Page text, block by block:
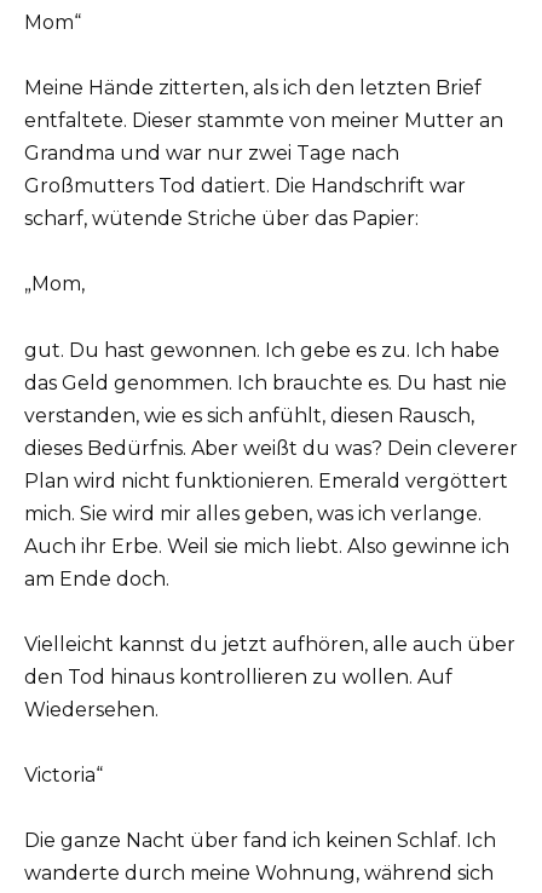
Mom“
Meine Hände zitterten, als ich den letzten Brief
entfaltete. Dieser stammte von meiner Mutter an
Grandma und war nur zwei Tage nach
Großmutters Tod datiert. Die Handschrift war
scharf, wütende Striche über das Papier:
„Mom,
gut. Du hast gewonnen. Ich gebe es zu. Ich habe
das Geld genommen. Ich brauchte es. Du hast nie
verstanden, wie es sich anfühlt, diesen Rausch,
dieses Bedürfnis. Aber weißt du was? Dein cleverer
Plan wird nicht funktionieren. Emerald vergöttert
mich. Sie wird mir alles geben, was ich verlange.
Auch ihr Erbe. Weil sie mich liebt. Also gewinne ich
am Ende doch.
Vielleicht kannst du jetzt aufhören, alle auch über
den Tod hinaus kontrollieren zu wollen. Auf
Wiedersehen.
Victoria“
Die ganze Nacht über fand ich keinen Schlaf. Ich
wanderte durch meine Wohnung, während sich